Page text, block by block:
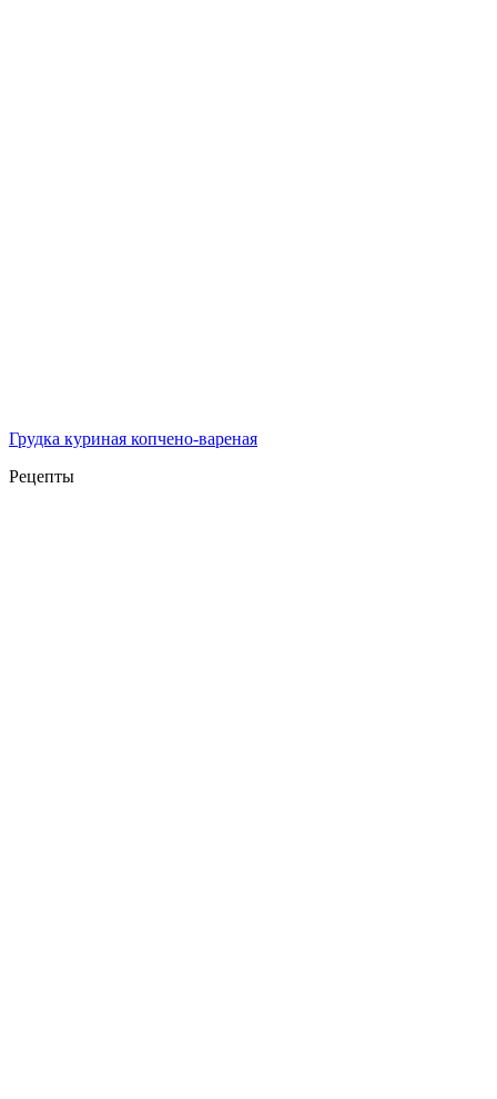
Грудка куриная копчено-вареная
Рецепты